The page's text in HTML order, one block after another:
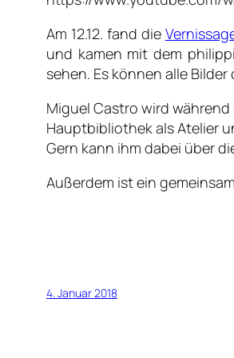
Am 12.12. fand die
und kamen mit dem
sehen. Es können alle
Miguel Castro wird
Hauptbibliothek als Atelier
Gern kann ihm dabei über
Außerdem ist ein
4. Januar 2018